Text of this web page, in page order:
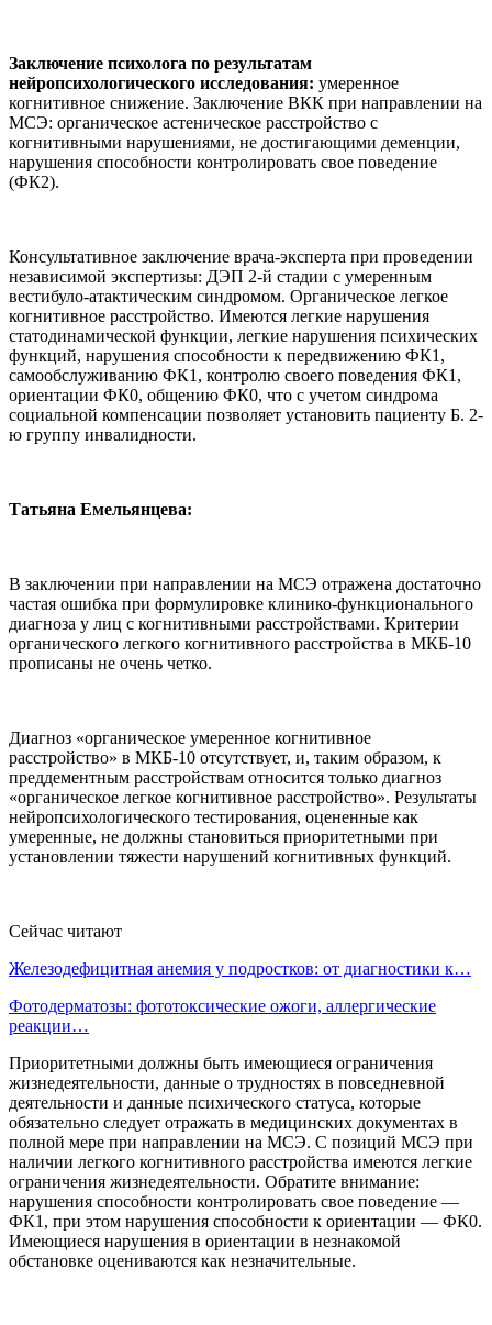
Заключение психолога по результатам
нейропсихологического исследования: умеренное
когнитивное снижение. Заключение ВКК при направлении на
МСЭ: органическое астеническое расстройство с
когнитивными нарушениями, не достигающими деменции,
нарушения способности контролировать свое поведение
(ФК2).
Консультативное заключение врача-эксперта при проведении
независимой экспертизы: ДЭП 2-й стадии с умеренным
вестибуло-атактическим синдромом. Органическое легкое
когнитивное расстройство. Имеются легкие нарушения
статодинамической функции, легкие нарушения психических
функций, нарушения способности к передвижению ФК1,
самообслуживанию ФК1, контролю своего поведения ФК1,
ориентации ФК0, общению ФК0, что с учетом синдрома
социальной компенсации позволяет установить пациенту Б. 2-
ю группу инвалидности.
Татьяна Емельянцева:
В заключении при направлении на МСЭ отражена достаточно
частая ошибка при формулировке клинико-функционального
диагноза у лиц с когнитивными расстройствами. Критерии
органического легкого когнитивного расстройства в МКБ-10
прописаны не очень четко.
Диагноз «органическое умеренное когнитивное
расстройство» в МКБ-10 отсутствует, и, таким образом, к
преддементным расстройствам относится только диагноз
«органическое легкое когнитивное расстройство». Результаты
нейропсихологического тестирования, оцененные как
умеренные, не должны становиться приоритетными при
установлении тяжести нарушений когнитивных функций.
Сейчас читают
Железодефицитная анемия у подростков: от диагностики к…
Фотодерматозы: фототоксические ожоги, аллергические
реакции…
Приоритетными должны быть имеющиеся ограничения
жизнедеятельности, данные о трудностях в повседневной
деятельности и данные психического статуса, которые
обязательно следует отражать в медицинских документах в
полной мере при направлении на МСЭ. С позиций МСЭ при
наличии легкого когнитивного расстройства имеются легкие
ограничения жизнедеятельности. Обратите внимание:
нарушения способности контролировать свое поведение —
ФК1, при этом нарушения способности к ориентации — ФК0.
Имеющиеся нарушения в ориентации в незнакомой
обстановке оцениваются как незначительные.